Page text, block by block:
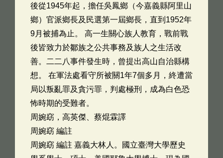
後從1945年起，擔任吳鳳鄉（今嘉義縣阿里山
鄉）官派鄉長及民選第一屆鄉長，直到1952年
9月被捕為止。 高一生關心族人教育，戰前戰
後皆致力於鄒族之公共事務及族人之生活改
善。二二八事件發生時，曾提出高山自治縣構
想。 在軍法處看守所被關1年7個多月，終遭當
局以叛亂罪及貪污罪，判處極刑，成為白色恐
怖時期的受難者。
周婉窈，高英傑、蔡焜霖譯
周婉窈 編註
周婉窈 編註 嘉義大林人。國立臺灣大學歷史